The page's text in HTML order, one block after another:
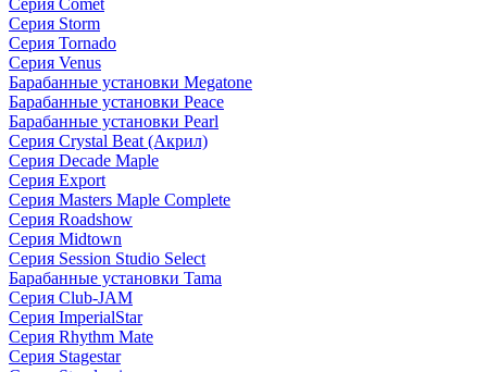
Серия Comet
Серия Storm
Серия Tornado
Серия Venus
Барабанные установки Megatone
Барабанные установки Peace
Барабанные установки Pearl
Серия Crystal Beat (Акрил)
Серия Decade Maple
Серия Export
Серия Masters Maple Complete
Серия Roadshow
Серия Midtown
Серия Session Studio Select
Барабанные установки Tama
Серия Club-JAM
Серия ImperialStar
Серия Rhythm Mate
Серия Stagestar